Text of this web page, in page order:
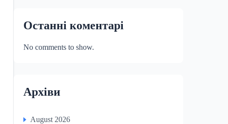
Останні коментарі
No comments to show.
Архіви
August 2026